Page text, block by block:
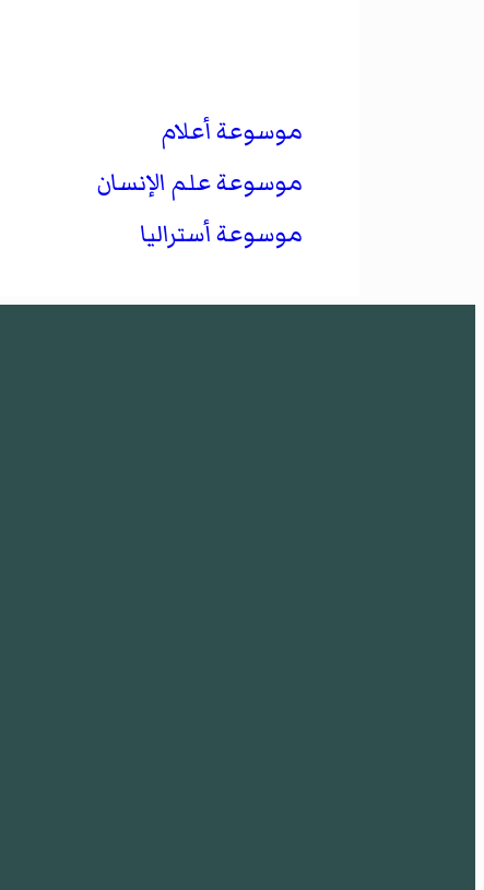
موسوعة أعلام
موسوعة علم الإنسان
موسوعة أستراليا